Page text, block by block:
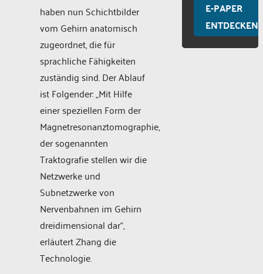
haben nun Schichtbilder
vom Gehirn anatomisch
zugeordnet, die für
sprachliche Fähigkeiten
zuständig sind. Der Ablauf
ist Folgender: „Mit Hilfe
einer speziellen Form der
Magnetresonanztomographie,
der sogenannten
Traktografie stellen wir die
Netzwerke und
Subnetzwerke von
Nervenbahnen im Gehirn
dreidimensional dar“,
erläutert Zhang die
Technologie.
E-PAPER
ENTDECKEN